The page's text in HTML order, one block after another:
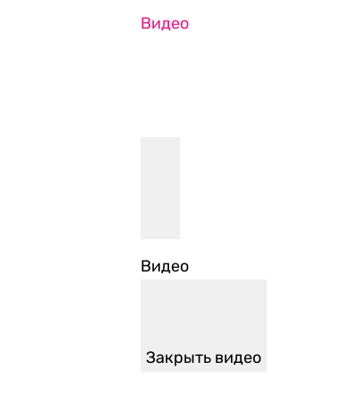
Видео
Видео
Закрыть видео